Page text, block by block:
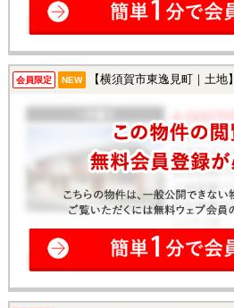
会員限定 NEW 【横須賀市東逸見町｜土地】